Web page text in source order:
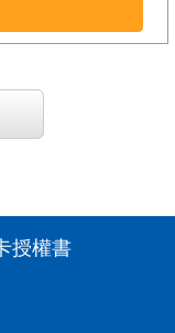
授權書